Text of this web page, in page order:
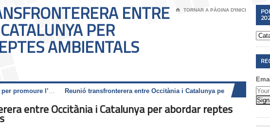
ENTRE
PER
AMBIENTALS
⌂ TORNAR A PÀGINA D'INICI
El Govern i Ports de Catalunya-ACPET renoven el conveni per promoure l’activitat nàutica als ports catalans com un actiu turístic L’acord busca la
entre Occitània i Catalunya per abordar reptes